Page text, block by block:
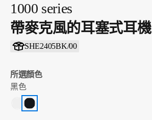
1000 series
帶麥克風的耳塞式耳機
SHE2405BK/00
所選顏色
黑色